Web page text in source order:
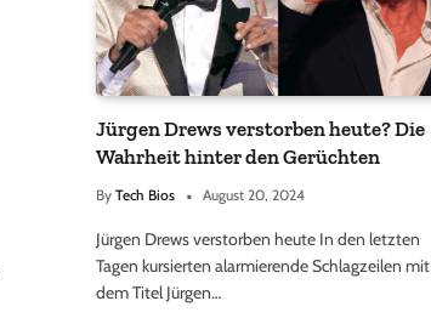
Jürgen Drews verstorben heute? Die
Wahrheit hinter den Gerüchten
By Tech Bios August 20, 2024
Jürgen Drews verstorben heute In den letzten
Tagen kursierten alarmierende Schlagzeilen mit
dem Titel Jürgen…